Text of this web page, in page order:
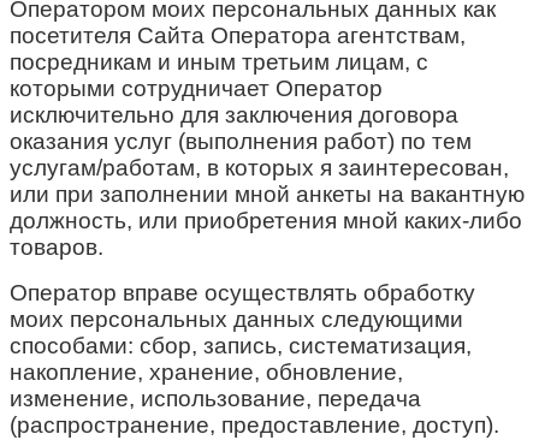
Оператором моих персональных данных как
посетителя Сайта Оператора агентствам,
посредникам и иным третьим лицам, с
которыми сотрудничает Оператор
исключительно для заключения договора
оказания услуг (выполнения работ) по тем
услугам/работам, в которых я заинтересован,
или при заполнении мной анкеты на вакантную
должность, или приобретения мной каких-либо
товаров.
Оператор вправе осуществлять обработку
моих персональных данных следующими
способами: сбор, запись, систематизация,
накопление, хранение, обновление,
изменение, использование, передача
(распространение, предоставление, доступ).